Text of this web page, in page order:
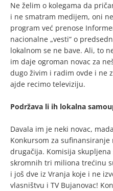
Ne želim o kolegama da
i ne smatram medijem, oni
program već prenose
nacionalne „vesti“ o
lokalnom se ne bave. Ali, to
im daje ogroman novac za
dugo živim i radim ovde i ne
ajde recimo televiziju.
Podržava li ih lokalna
Davala im je neki novac,
Konkursom za
drugačija. Komisija skupljena
skromnih tri miliona trećinu
i još dve iz Vranja koje i ne
vlasništvu i TV Bujanovac!